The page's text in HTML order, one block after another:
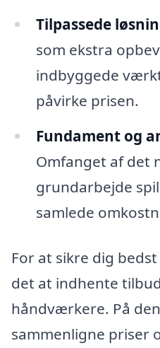
Tilpassede
som ekstra
indbyggede
påvirke prisen.
Fundament og
Omfanget af det
grundarbejde
samlede
For at sikre dig
det at indhente
håndværkere. På
sammenligne priser